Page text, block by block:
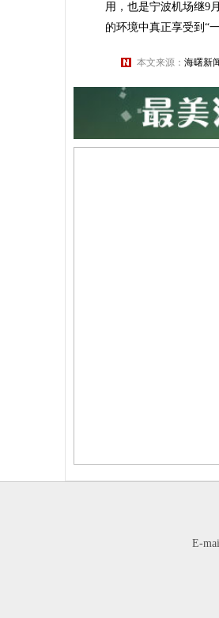
用，也是宁波机场继9
的环境中真正享受到“
本文来源： 海曙新
E-